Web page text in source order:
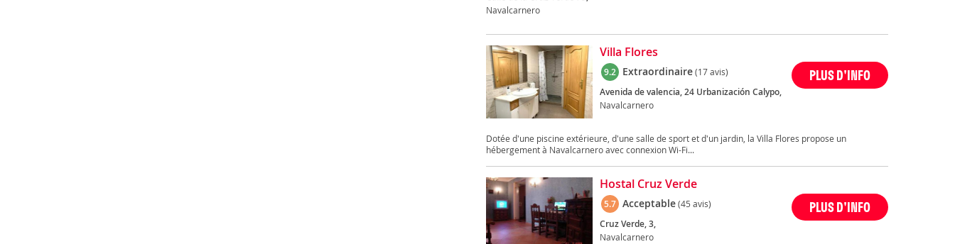
Navalcarnero
Villa Flores
9.2 Extraordinaire(17 avis)
Avenida de valencia, 24 Urbanización Calypo,
Navalcarnero
PLUS D'INFO
Dotée d'une piscine extérieure, d'une salle de sport et d'un jardin, la Villa Flores propose un
hébergement à Navalcarnero avec connexion Wi-Fi...
Hostal Cruz Verde
5.7 Acceptable(45 avis)
Cruz Verde, 3,
Navalcarnero
PLUS D'INFO